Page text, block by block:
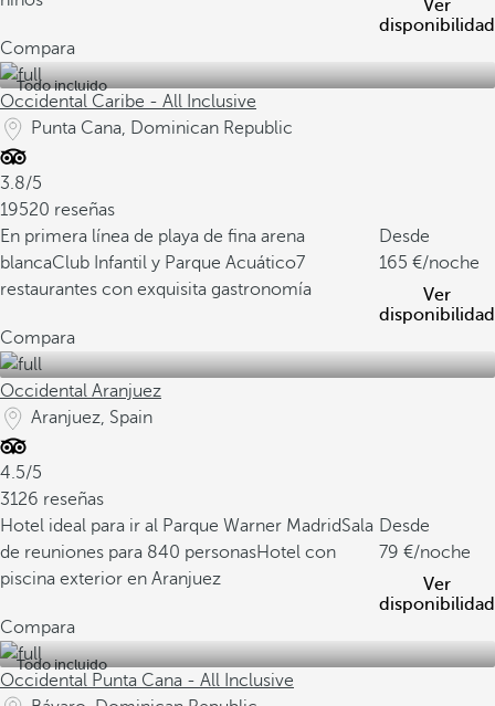
Ver
disponibilidad
Compara
Todo incluido
Occidental Caribe - All Inclusive
Punta Cana, Dominican Republic
3.8/5
19520 reseñas
En primera línea de playa de fina arena
blancaClub Infantil y Parque Acuático7
restaurantes con exquisita gastronomía
Desde
165
/noche
Ver
disponibilidad
Compara
Occidental Aranjuez
Aranjuez, Spain
4.5/5
3126 reseñas
Hotel ideal para ir al Parque Warner MadridSala
de reuniones para 840 personasHotel con
piscina exterior en Aranjuez
Desde
79
/noche
Ver
disponibilidad
Compara
Todo incluido
Occidental Punta Cana - All Inclusive